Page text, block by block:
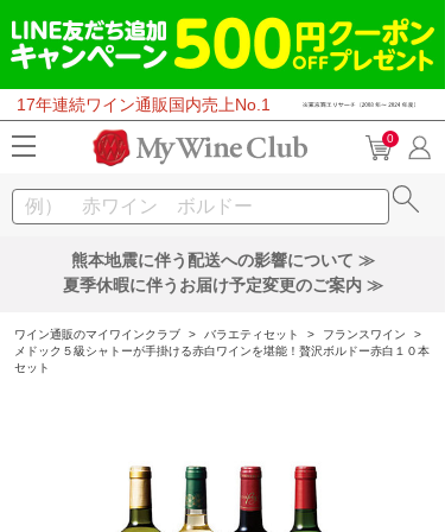
17年連続ワイン通販国内売上No.1
0
熊本地震に伴う配送への影響について ≫
夏季休暇に伴うお届け予定変更のご案内 ≫
ワイン通販のマイワインクラブ > バラエティセット > フランスワイン
>
メドック５級シャトーが手掛ける赤白ワインを堪能！贅沢ボルドー赤白１０本
セット